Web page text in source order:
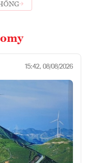
15:42, 08/08/2026